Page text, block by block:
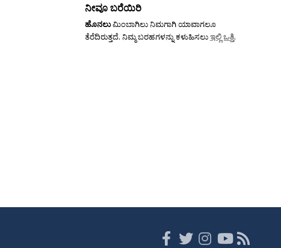
ನೀವೂ ಬರೆಯಿರಿ
ಹೊನಲುಮಿಂಬಾಗಿಲು ನಿಮಗಾಗಿ ಯಾವಾಗಲೂ
ತೆರೆದಿರುತ್ತದೆ. ನಿಮ್ಮ ಬರಹಗಳನ್ನು ಕಳುಹಿಸಲುಇಲ್ಲಿ ಒತ್ತಿ.